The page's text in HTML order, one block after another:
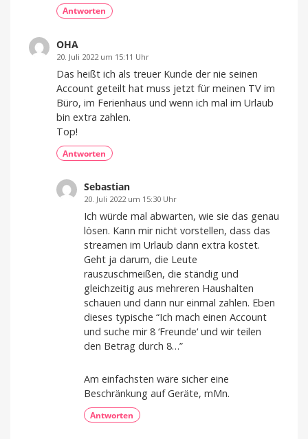
Antworten
OHA
20. Juli 2022 um 15:11 Uhr
Das heißt ich als treuer Kunde der nie seinen
Account geteilt hat muss jetzt für meinen TV im
Büro, im Ferienhaus und wenn ich mal im Urlaub
bin extra zahlen.
Top!
Antworten
Sebastian
20. Juli 2022 um 15:30 Uhr
Ich würde mal abwarten, wie sie das genau
lösen. Kann mir nicht vorstellen, dass das
streamen im Urlaub dann extra kostet.
Geht ja darum, die Leute
rauszuschmeißen, die ständig und
gleichzeitig aus mehreren Haushalten
schauen und dann nur einmal zahlen. Eben
dieses typische “Ich mach einen Account
und suche mir 8 ‘Freunde‘ und wir teilen
den Betrag durch 8…”
Am einfachsten wäre sicher eine
Beschränkung auf Geräte, mMn.
Antworten